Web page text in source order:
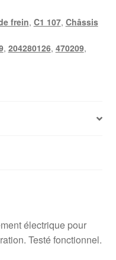
frein, C1 107, Châssis
, 204280126, 470209,
électrique pour
Testé fonctionnel.